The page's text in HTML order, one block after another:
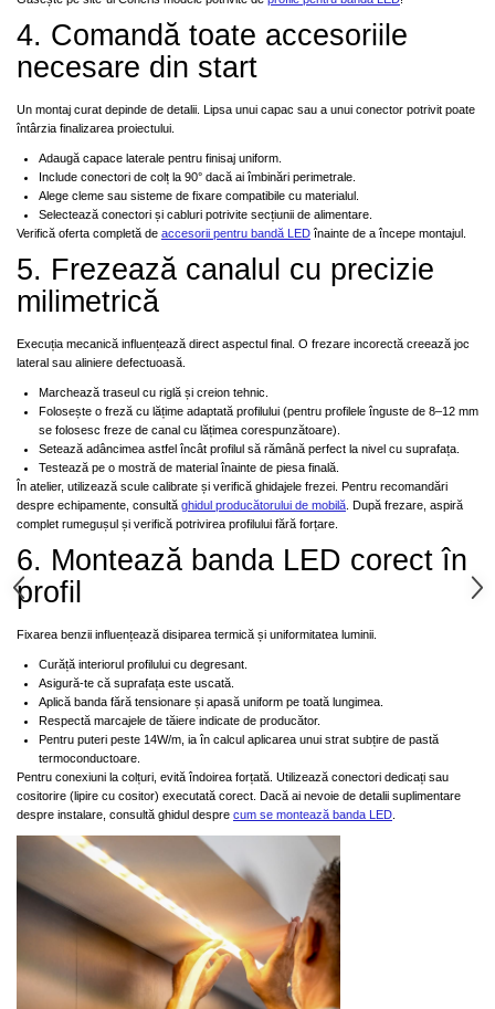
4. Comandă toate accesoriile
necesare din start
Un montaj curat depinde de detalii. Lipsa unui capac sau a unui conector potrivit poate
întârzia finalizarea proiectului.
Adaugă capace laterale pentru finisaj uniform.
Include conectori de colț la 90° dacă ai îmbinări perimetrale.
Alege cleme sau sisteme de fixare compatibile cu materialul.
Selectează conectori și cabluri potrivite secțiunii de alimentare.
Verifică oferta completă de accesorii pentru bandă LED înainte de a începe montajul.
5. Frezează canalul cu precizie
milimetrică
Execuția mecanică influențează direct aspectul final. O frezare incorectă creează joc
lateral sau aliniere defectuoasă.
Marchează traseul cu riglă și creion tehnic.
Folosește o freză cu lățime adaptată profilului (pentru profilele înguste de 8–12 mm
se folosesc freze de canal cu lățimea corespunzătoare).
Setează adâncimea astfel încât profilul să rămână perfect la nivel cu suprafața.
Testează pe o mostră de material înainte de piesa finală.
În atelier, utilizează scule calibrate și verifică ghidajele frezei. Pentru recomandări
despre echipamente, consultă ghidul producătorului de mobilă . După frezare, aspiră
complet rumegușul și verifică potrivirea profilului fără forțare.
6. Montează banda LED corect în
profil
Fixarea benzii influențează disiparea termică și uniformitatea luminii.
Curăță interiorul profilului cu degresant.
Asigură-te că suprafața este uscată.
Aplică banda fără tensionare și apasă uniform pe toată lungimea.
Respectă marcajele de tăiere indicate de producător.
Pentru puteri peste 14W/m, ia în calcul aplicarea unui strat subțire de pastă
termoconductoare.
Pentru conexiuni la colțuri, evită îndoirea forțată. Utilizează conectori dedicați sau
cositorire (lipire cu cositor) executată corect. Dacă ai nevoie de detalii suplimentare
despre instalare, consultă ghidul despre cum se montează banda LED